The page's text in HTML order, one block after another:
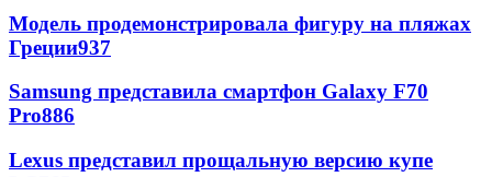
Модель продемонстрировала фигуру на пляжах
Греции937
Samsung представила смартфон Galaxy F70
Pro886
Lexus представил прощальную версию купе